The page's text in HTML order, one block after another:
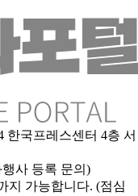
한국프레스센터 4층 서
행사 등록 문의)
지 가능합니다. (점심